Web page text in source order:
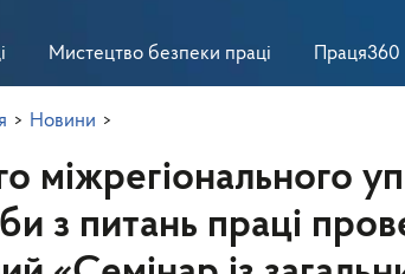
Мистецтво безпеки праці Праця360
> Новини >
міжрегіонального
з питань праці